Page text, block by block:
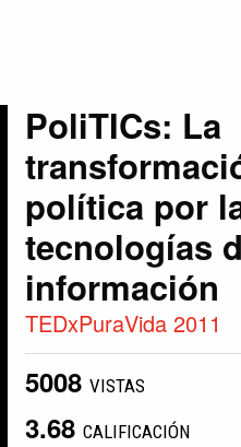
PoliTICs: La
política por
tecnologías
información
TEDxPuraVida 2011
5008 VISTAS
3.68 CALIFICACIÓN